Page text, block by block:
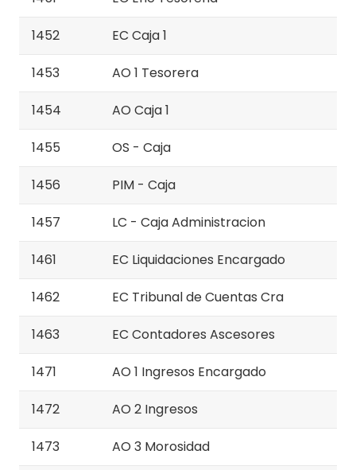
1452 EC Caja 1
1453 AO 1 Tesorera
1454 AO Caja 1
1455 OS - Caja
1456 PIM - Caja
1457 LC - Caja Administracion
1461 EC Liquidaciones Encargado
1462 EC Tribunal de Cuentas Cra
1463 EC Contadores Ascesores
1471 AO 1 Ingresos Encargado
1472 AO 2 Ingresos
1473 AO 3 Morosidad